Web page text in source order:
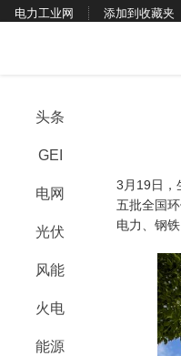
电力工业网 添加到收藏夹
头条
GEI
电网
光伏
风能
火电
能源
3月19日，
五批全国
电力、钢